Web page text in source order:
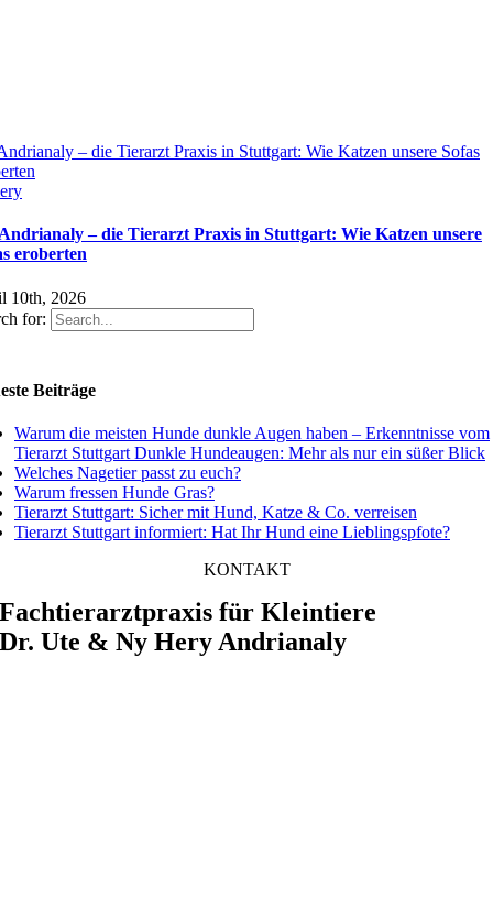
– die Tierarzt Praxis in Stuttgart: Wie Katzen unsere Sofas
– die Tierarzt Praxis in Stuttgart: Wie Katzen unsere
eroberten
10th, 2026
for:
Beiträge
Warum die meisten Hunde dunkle Augen haben – Erkenntnisse vom
Tierarzt Stuttgart Dunkle Hundeaugen: Mehr als nur ein süßer Blick
Welches Nagetier passt zu euch?
Warum fressen Hunde Gras?
Tierarzt Stuttgart: Sicher mit Hund, Katze & Co. verreisen
Tierarzt Stuttgart informiert: Hat Ihr Hund eine Lieblingspfote?
KONTAKT
Fachtierarztpraxis für Kleintiere
Dr. Ute & Ny Hery Andrianaly